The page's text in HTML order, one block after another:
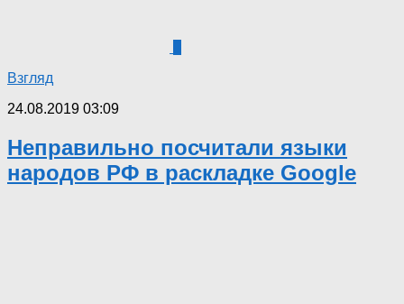
Взгляд
24.08.2019 03:09
Неправильно посчитали языки
народов РФ в раскладке Google